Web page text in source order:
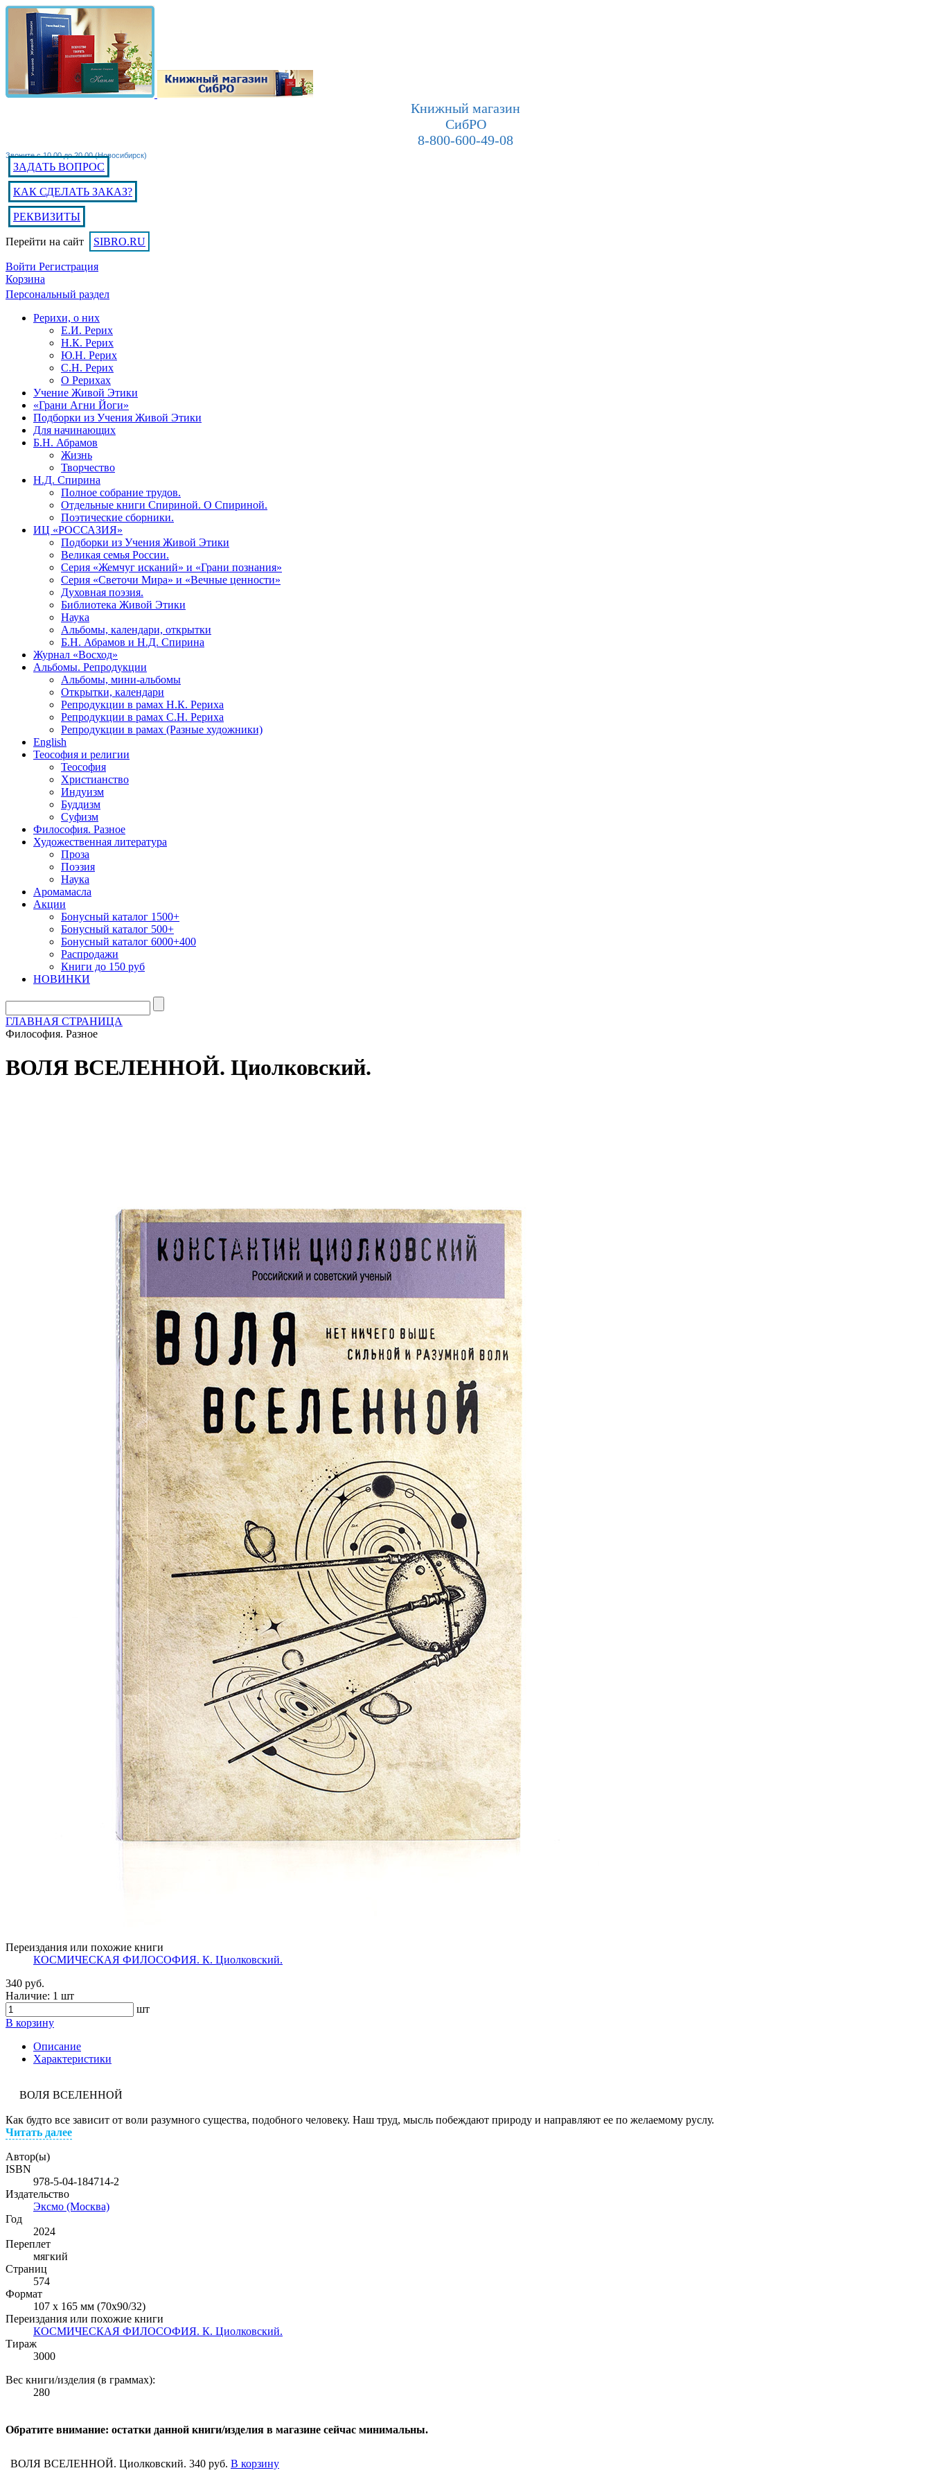
Книжный магазин
СибРО
8-800-600-49-08
Звоните с 10.00 до 20.00 (Новосибирск)
ЗАДАТЬ ВОПРОС
КАК СДЕЛАТЬ ЗАКАЗ?
РЕКВИЗИТЫ
Перейти на сайт SIBRO.RU
Войти Регистрация
Корзина
Персональный раздел
Рерихи, о них
Е.И. Рерих
Н.К. Рерих
Ю.Н. Рерих
С.Н. Рерих
О Рерихах
Учение Живой Этики
«Грани Агни Йоги»
Подборки из Учения Живой Этики
Для начинающих
Б.Н. Абрамов
Жизнь
Творчество
Н.Д. Спирина
Полное собрание трудов.
Отдельные книги Спириной. О Спириной.
Поэтические сборники.
ИЦ «РОССАЗИЯ»
Подборки из Учения Живой Этики
Великая семья России.
Серия «Жемчуг исканий» и «Грани познания»
Серия «Светочи Мира» и «Вечные ценности»
Духовная поэзия.
Библиотека Живой Этики
Наука
Альбомы, календари, открытки
Б.Н. Абрамов и Н.Д. Спирина
Журнал «Восход»
Альбомы. Репродукции
Альбомы, мини-альбомы
Открытки, календари
Репродукции в рамах Н.К. Рериха
Репродукции в рамах С.Н. Рериха
Репродукции в рамах (Разные художники)
English
Теософия и религии
Теософия
Христианство
Индуизм
Буддизм
Суфизм
Философия. Разное
Художественная литература
Проза
Поэзия
Наука
Аромамасла
Акции
Бонусный каталог 1500+
Бонусный каталог 500+
Бонусный каталог 6000+400
Распродажи
Книги до 150 руб
НОВИНКИ
ГЛАВНАЯ СТРАНИЦА
Философия. Разное
ВОЛЯ ВСЕЛЕННОЙ. Циолковский.
Переиздания или похожие книги
КОСМИЧЕСКАЯ ФИЛОСОФИЯ. К. Циолковский.
340 руб.
Наличие: 1 шт
шт
В корзину
Описание
Характеристики
ВОЛЯ ВСЕЛЕННОЙ
Как будто все зависит от воли разумного существа, подобного человеку. Наш труд, мысль побеждают природу и направляют ее по желаемому руслу.
Читать далее
Автор(ы)
ISBN
978-5-04-184714-2
Издательство
Эксмо (Москва)
Год
2024
Переплет
мягкий
Страниц
574
Формат
107 х 165 мм (70х90/32)
Переиздания или похожие книги
КОСМИЧЕСКАЯ ФИЛОСОФИЯ. К. Циолковский.
Тираж
3000
Вес книги/изделия (в граммах):
280
Обратите внимание: остатки данной книги/изделия в магазине сейчас минимальны.
ВОЛЯ ВСЕЛЕННОЙ. Циолковский. 340 руб. В корзину